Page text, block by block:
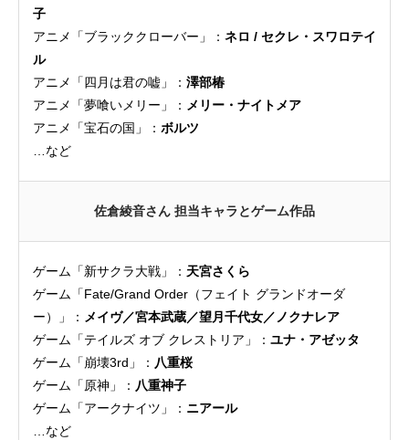
子
アニメ「ブラッククローバー」： ネロ / セクレ・スワロテイ
ル
アニメ「四月は君の嘘」： 澤部椿
アニメ「夢喰いメリー」： メリー・ナイトメア
アニメ「宝石の国」： ボルツ
…など
佐倉綾音さん 担当キャラとゲーム作品
ゲーム「新サクラ大戦」： 天宮さくら
ゲーム「Fate/Grand Order（フェイト グランドオーダ
ー）」： メイヴ／宮本武蔵／望月千代女／ノクナレア
ゲーム「テイルズ オブ クレストリア」： ユナ・アゼッタ
ゲーム「崩壊3rd」： 八重桜
ゲーム「原神」： 八重神子
ゲーム「アークナイツ」： ニアール
…など